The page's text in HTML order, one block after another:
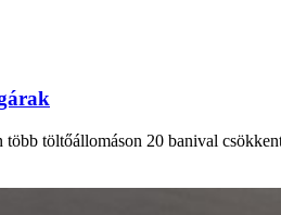
töltőállomáson 20 banival